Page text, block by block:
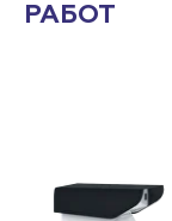
РАБОТ